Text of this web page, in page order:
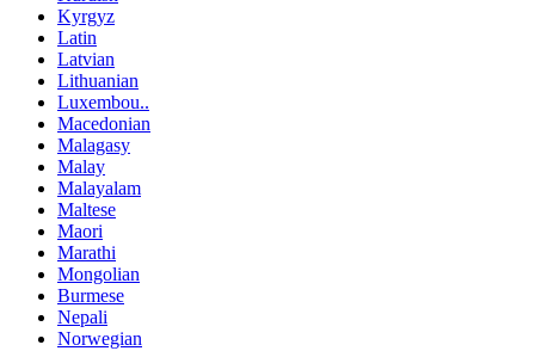
Kyrgyz
Latin
Latvian
Lithuanian
Luxembou..
Macedonian
Malagasy
Malay
Malayalam
Maltese
Maori
Marathi
Mongolian
Burmese
Nepali
Norwegian